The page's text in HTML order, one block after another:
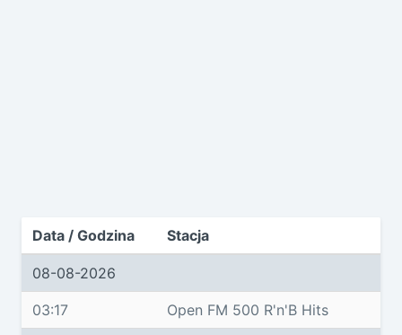
Data / Godzina Stacja
08-08-2026
03:17 Open FM 500 R'n'B Hits